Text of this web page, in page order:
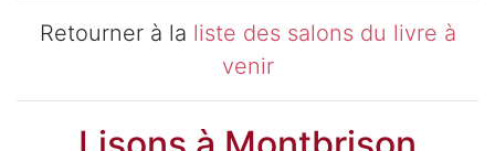
Retourner à la liste des salons du livre à
venir